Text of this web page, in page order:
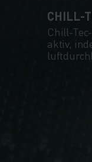
CHILL-
Chill-
aktiv,